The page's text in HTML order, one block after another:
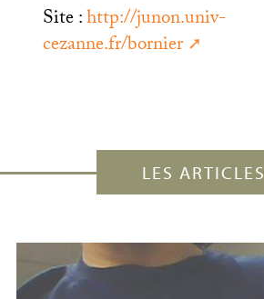
Site :http://junon.univ-
cezanne.fr/bornier
LES ARTICLES